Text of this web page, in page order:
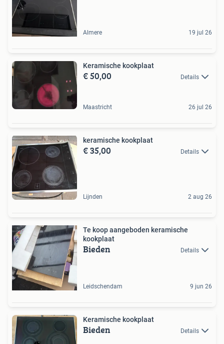
Almere 19 jul 26
Keramische kookplaat
€ 50,00 Details
Maastricht 26 jul 26
keramische kookplaat
€ 35,00 Details
Lijnden 2 aug 26
Te koop aangeboden keramische
kookplaat
Bieden Details
Leidschendam 9 jun 26
Keramische kookplaat
Bieden Details